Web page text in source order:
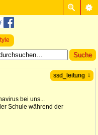
ssd_leitung ↓
bei uns...
Schule während der